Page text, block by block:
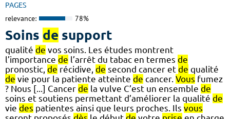
PAGES
relevance: 78%
Soins de support
qualité de vos soins. Les études montrent
l’importance de l’arrêt du tabac en termes de
pronostic, de récidive, de second cancer et de qualité
de vie pour la patiente atteinte de cancer. Vous fumez
? Nous [...] Cancer de la vulve C’est un ensemble de
soins et soutiens permettant d’améliorer la qualité de
vie des patientes ainsi que leurs proches. Ils vous